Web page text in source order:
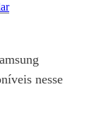
nesse